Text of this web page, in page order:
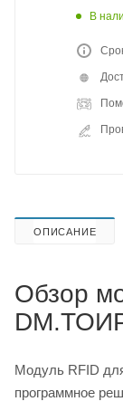
В
ОПИСАНИЕ
Обзор
Модуль RFID
программное